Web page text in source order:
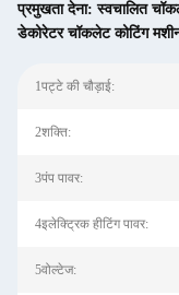
प्रमुखता देना:स्वचालित
डेकोरेटर चॉकलेट कोटिंग
1पट्टे की चौड़ाई:
2शक्ति:
3पंप पावर:
4इलेक्ट्रिक हीटिंग पावर:
5वोल्टेज: